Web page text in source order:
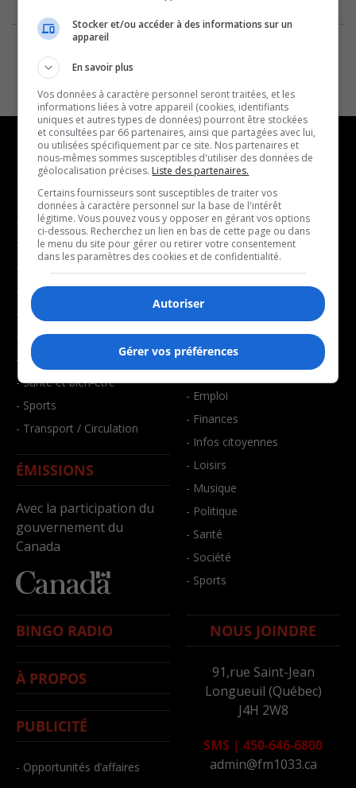
NOUVELLES
- Affaires municipales
- Communauté / Social
- Culture
- Économie
- Éducation
- Environnement
- Faits divers
- Santé et bien-être
- Sports
- Transport / Circulation
ÉMISSIONS
Avec la participation du
gouvernement du
Canada
MUSIQUE
- Décompte franco
- Joué récemment
BALADOS
- Art de vivre
- Bien-être
- Emploi
- Finances
- Infos citoyennes
- Loisirs
- Musique
- Politique
- Santé
- Société
- Sports
BINGO RADIO
À PROPOS
PUBLICITÉ
- Opportunités d’affaires
NOUS JOINDRE
91,rue Saint-Jean
Longueuil (Québec)
J4H 2W8
SMS | 450-646-6800
admin@fm1033.ca
Stocker et/ou accéder à des informations sur un
appareil
En savoir plus
Vos données à caractère personnel seront traitées, et les
informations liées à votre appareil (cookies, identifiants
uniques et autres types de données) pourront être stockées
et consultées par 66 partenaires, ainsi que partagées avec lui,
ou utilisées spécifiquement par ce site. Nos partenaires et
nous-mêmes sommes susceptibles d'utiliser des données de
géolocalisation précises. Liste des partenaires.
Certains fournisseurs sont susceptibles de traiter vos
données à caractère personnel sur la base de l'intérêt
légitime. Vous pouvez vous y opposer en gérant vos options
ci-dessous. Recherchez un lien en bas de cette page ou dans
le menu du site pour gérer ou retirer votre consentement
dans les paramètres des cookies et de confidentialité.
Autoriser
Gérer vos préférences